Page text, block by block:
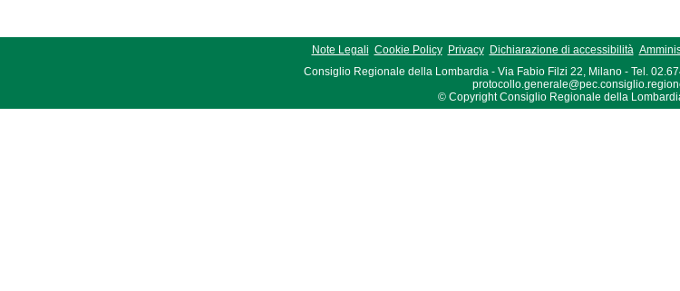
Note Legali Cookie Policy Privacy Dichiarazione di accessibilità
Consiglio Regionale della Lombardia - Via Fabio Filzi 22, Milano - Tel.
© Copyright Consiglio Regionale della